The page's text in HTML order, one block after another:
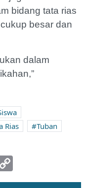
bidang tata rias
besar dan
dalam
Rias
Tuban